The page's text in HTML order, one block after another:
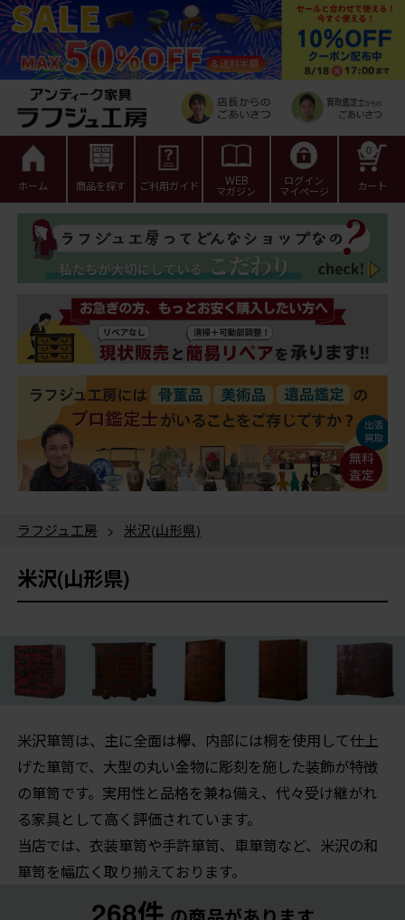
ホーム 商品を探す ご利用ガイド WEB
マガジン
ログイン
マイページ カート
0
ラフジュ工房 > 米沢(山形県)
米沢(山形県)
米沢箪笥は、主に全面は欅、内部には桐を使用して仕上
げた箪笥で、大型の丸い金物に彫刻を施した装飾が特徴
の箪笥です。実用性と品格を兼ね備え、代々受け継がれ
る家具として高く評価されています。
当店では、衣装箪笥や手許箪笥、車箪笥など、米沢の和
箪笥を幅広く取り揃えております。